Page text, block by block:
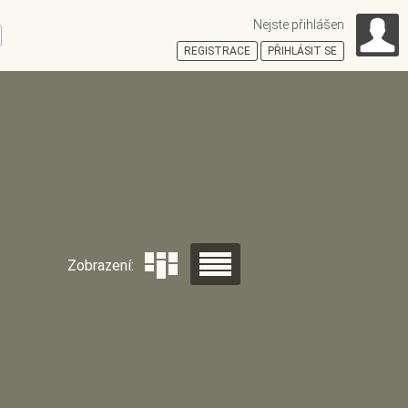
Zobrazení:
Nejste přihlášen
REGISTRACE PŘIHLÁSIT SE